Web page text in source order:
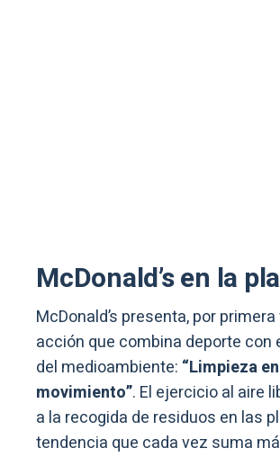
McDonald’s en la
McDonald’s presenta, por
acción que combina deporte con
del medioambiente: “Limpieza en
movimiento”. El ejercicio al aire
a la recogida de residuos en las
tendencia que cada vez suma